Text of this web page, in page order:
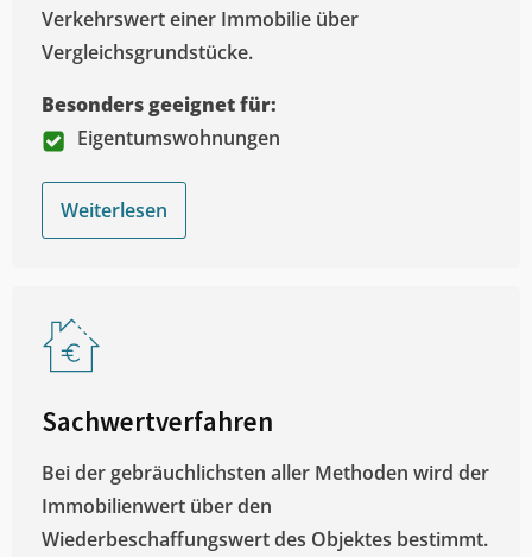
Verkehrswert einer Immobilie über
Vergleichsgrundstücke.
Besonders geeignet für:
Eigentumswohnungen
Weiterlesen
Sachwertverfahren
Bei der gebräuchlichsten aller Methoden wird der
Immobilienwert über den
Wiederbeschaffungswert des Objektes bestimmt.